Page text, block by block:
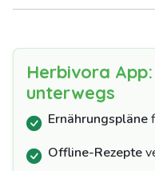
Herbivora
unterwegs
Ernährungspläne
Offline-Rezepte